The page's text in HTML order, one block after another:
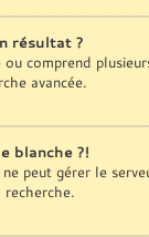
résultat ?
comprend
avancée.
blanche ?!
peut gérer le